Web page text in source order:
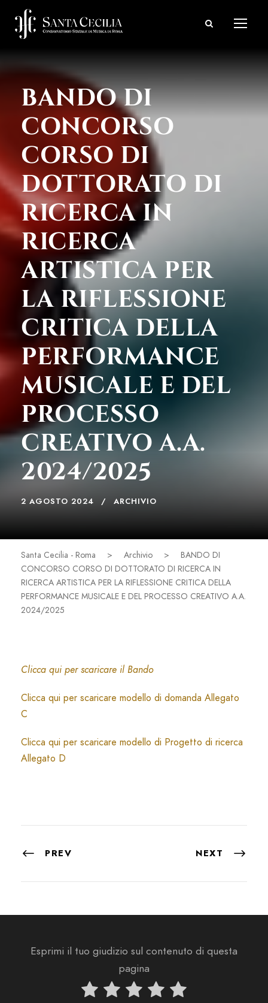
BANDO DI
CONCORSO
CORSO DI
DOTTORATO DI
RICERCA IN
RICERCA
ARTISTICA PER
LA RIFLESSIONE
CRITICA DELLA
PERFORMANCE
MUSICALE E DEL
PROCESSO
CREATIVO A.A.
2024/2025
2 AGOSTO 2024 ARCHIVIO
Santa Cecilia - Roma > Archivio >
BANDO DI
CONCORSO CORSO DI DOTTORATO DI RICERCA IN
RICERCA ARTISTICA PER LA RIFLESSIONE CRITICA DELLA
PERFORMANCE MUSICALE E DEL PROCESSO CREATIVO A.A.
2024/2025
Clicca qui per scaricare il Bando
Clicca qui per scaricare modello di domanda Allegato
C
Clicca qui per scaricare modello di Progetto di ricerca
Allegato D
PREV NEXT
Esprimi il tuo giudizio sul contenuto di questa
pagina